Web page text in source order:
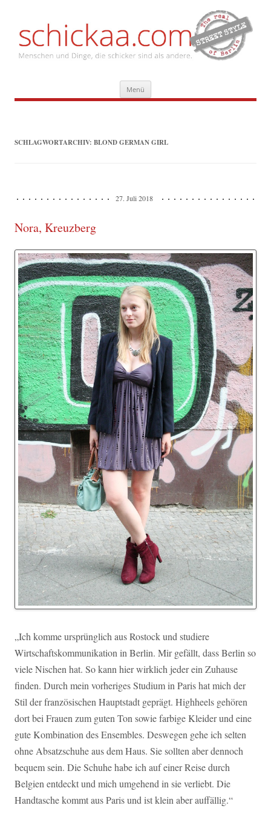
Menü Inhalt
springen
SCHLAGWORTARCHIV: BLOND GERMAN GIRL
27. Juli 2018
Nora, Kreuzberg
„Ich komme ursprünglich aus Rostock und studiere
Wirtschaftskommunikation in Berlin. Mir gefällt, dass Berlin so
viele Nischen hat. So kann hier wirklich jeder ein Zuhause
finden. Durch mein vorheriges Studium in Paris hat mich der
Stil der französischen Hauptstadt geprägt. Highheels gehören
dort bei Frauen zum guten Ton sowie farbige Kleider und eine
gute Kombination des Ensembles. Deswegen gehe ich selten
ohne Absatzschuhe aus dem Haus. Sie sollten aber dennoch
bequem sein. Die Schuhe habe ich auf einer Reise durch
Belgien entdeckt und mich umgehend in sie verliebt. Die
Handtasche kommt aus Paris und ist klein aber auffällig.“